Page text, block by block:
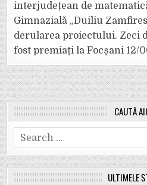
interjudețean de
Gimnazială „Duiliu
derularea proiectului. Zeci
fost premiați la Focșani 12/
CAUTĂ
Search
for:
ULTIMELE